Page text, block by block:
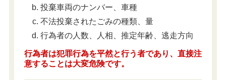
投棄車両のナンバー、車種
不法投棄されたごみの種類、量
行為者の人数、人相、推定年齢、逃走方向
行為者は犯罪行為を平然と行う者であり、直接注
意することは大変危険です。